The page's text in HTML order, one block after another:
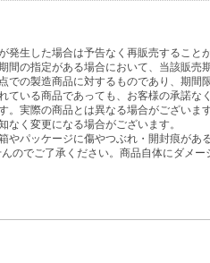
発生した場合は予告なく再販売すること
間の指定がある場合において、当該販売
での製造商品に対するものであり、期間
ている商品であっても、お客様の承諾な
。実際の商品とは異なる場合がございます
なく変更になる場合がございます。
やパッケージに傷やつぶれ・開封痕が
のでご了承ください。商品自体にダメ